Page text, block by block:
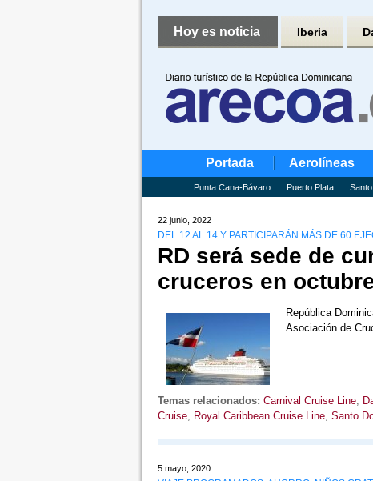
Hoy es noticia Iberia
Portada Aerolíneas
Punta Cana-Bávaro Puerto Plata
22 junio, 2022
DEL 12 AL 14 Y PARTICIPARÁN MÁS DE 60
RD será sede de
cruceros en
República
Asociación de
Temas relacionados: Carnival Cruise Line,
Cruise, Royal Caribbean Cruise Line, Santo
5 mayo, 2020